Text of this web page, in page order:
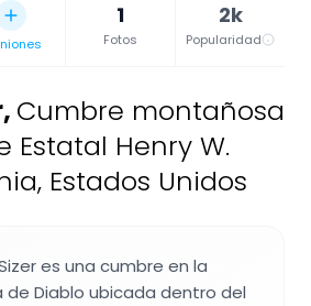
1
Fotos
2k
Popularidad
, Cumbre montañosa
Estatal Henry W.
Estados Unidos
es una cumbre en la
de Diablo ubicada dentro del